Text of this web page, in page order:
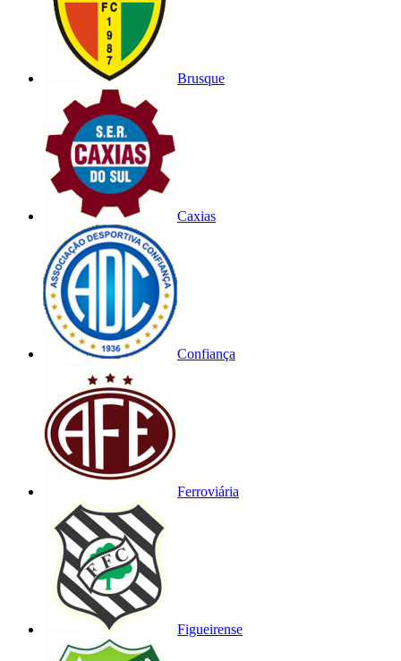
Brusque
Caxias
Confiança
Ferroviária
Figueirense